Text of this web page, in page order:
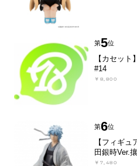
第5位
【カセッ
#14
￥8,800
第6位
【フィギ
田銀時Ver.
￥7,480